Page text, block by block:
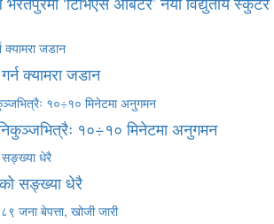
क्यामरा जडान
निकुञ्जभित्रैः १०÷१० मिनेटमा अनुगमन
सङ्ख्या धेरै